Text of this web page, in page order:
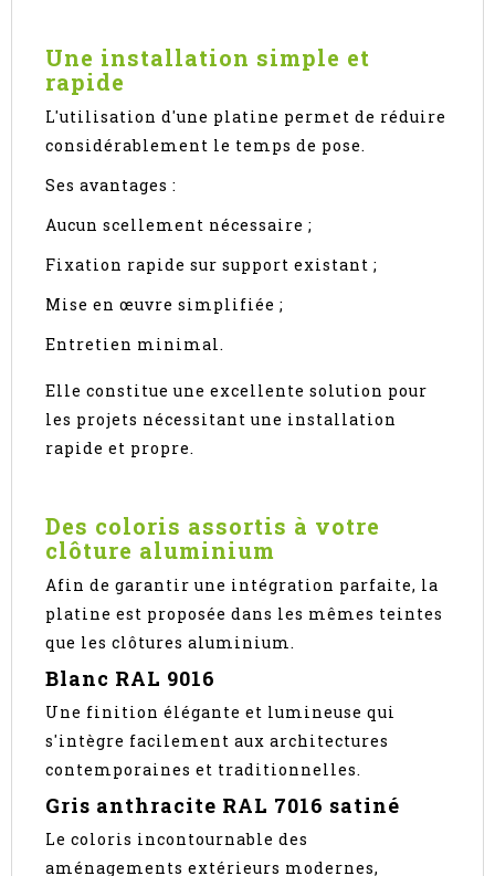
Une installation simple et
rapide
L'utilisation d'une platine permet de réduire
considérablement le temps de pose.
Ses avantages :
Aucun scellement nécessaire ;
Fixation rapide sur support existant ;
Mise en œuvre simplifiée ;
Entretien minimal.
Elle constitue une excellente solution pour
les projets nécessitant une installation
rapide et propre.
Des coloris assortis à votre
clôture aluminium
Afin de garantir une intégration parfaite, la
platine est proposée dans les mêmes teintes
que les clôtures aluminium.
Blanc RAL 9016
Une finition élégante et lumineuse qui
s'intègre facilement aux architectures
contemporaines et traditionnelles.
Gris anthracite RAL 7016 satiné
Le coloris incontournable des
aménagements extérieurs modernes,